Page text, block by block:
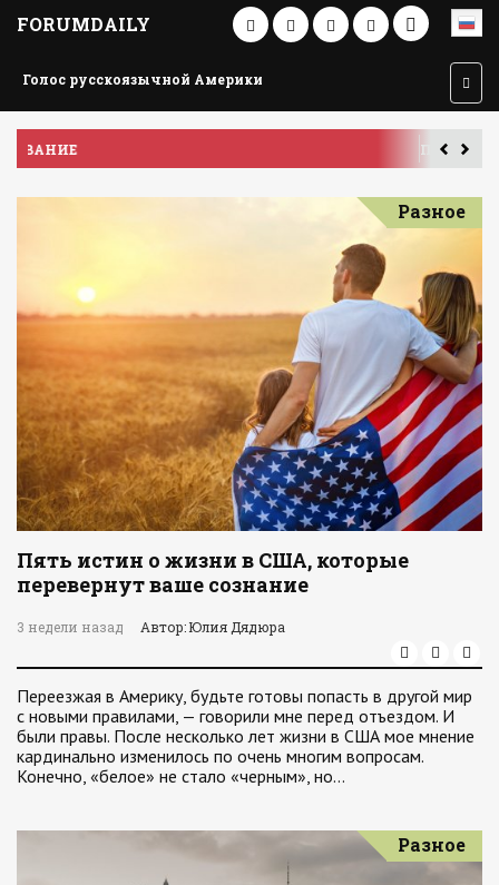
FORUMDAILY
Голос русскоязычной Америки
ПУТЕШЕСТВИЕ ПО АМЕРИКЕ
Разное
Пять истин о жизни в США, которые
перевернут ваше сознание
3 недели назад Автор: Юлия Дядюра
Переезжая в Америку, будьте готовы попасть в другой мир
с новыми правилами, — говорили мне перед отъездом. И
были правы. После несколько лет жизни в США мое мнение
кардинально изменилось по очень многим вопросам.
Конечно, «белое» не стало «черным», но…
Разное